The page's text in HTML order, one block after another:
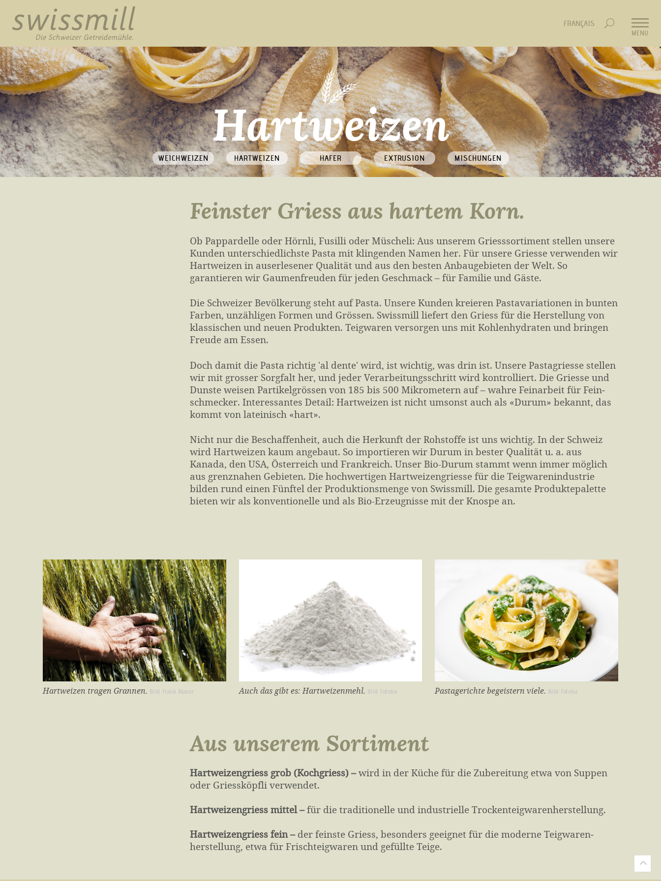
FRANÇAIS
MENU
Hartweizen
WEICHWEIZEN HARTWEIZEN HAFER EXTRUSION MISCHUNGEN
Feinster Griess aus hartem Korn.
Ob Pappardelle oder Hörnli, Fusilli oder Müscheli: Aus unserem Griess­sortiment stellen unsere
Kunden unter­schiedlichste Pasta mit klingenden Namen her. Für unsere Griesse verwenden wir
Hart­weizen in auser­lesener Qualität und aus den besten Anbau­gebieten der Welt. So
garantieren wir Gaumen­freuden für jeden Geschmack – für Familie und Gäste.
Die Schweizer Bevölke­rung steht auf Pasta. Unsere Kunden kreieren Pasta­variationen in bunten
Farben, unzähligen Formen und Grössen. Swissmill liefert den Griess für die Her­stellung von
klassischen und neuen Produkten. Teig­waren versorgen uns mit Kohlen­hydraten und bringen
Freude am Essen.
Doch damit die Pasta richtig 'al dente' wird, ist wichtig, was drin ist. Unsere Pasta­griesse stellen
wir mit grosser Sorgfalt her, und jeder Verarbeitungs­schritt wird kontrolliert. Die Griesse und
Dunste weisen Partikel­grössen von 185 bis 500 Mikro­metern auf – wahre Feinarbeit für Fein­
schmecker. Interes­santes Detail: Hart­weizen ist nicht umsonst auch als «Durum» bekannt, das
kommt von lateinisch «hart».
Nicht nur die Beschaffen­heit, auch die Herkunft der Roh­stoffe ist uns wichtig. In der Schweiz
wird Hart­weizen kaum angebaut. So importieren wir Durum in bester Qualität u. a. aus
Kanada, den USA, Österreich und Frankreich. Unser Bio-Durum stammt wenn immer möglich
aus grenz­nahen Gebieten. Die hoch­wertigen Hart­weizen­griesse für die Teig­waren­industrie
bilden rund einen Fünftel der Produktions­menge von Swissmill. Die gesamte Produkte­palette
bieten wir als konven­tionelle und als Bio-Erzeug­nisse mit der Knospe an.
Hartweizen tragen Grannen. Bild: Frank Blaser Auch das gibt es: Hartweizenmehl. Bild: Fotolia Pastagerichte begeistern viele. Bild: Fotolia
Aus unserem Sortiment
Hartweizengriess grob (Kochgriess) –wird in der Küche für die Zu­bereitung etwa von Suppen
oder Griess­köpfli verwendet.
Hartweizengriess mittel –für die traditionelle und indus­trielle Trocken­teig­waren­herstellung.
Hartweizengriess fein –der feinste Griess, besonders geeignet für die moderne Teig­waren­
herstellung, etwa für Frisch­teig­waren und gefüllte Teige.